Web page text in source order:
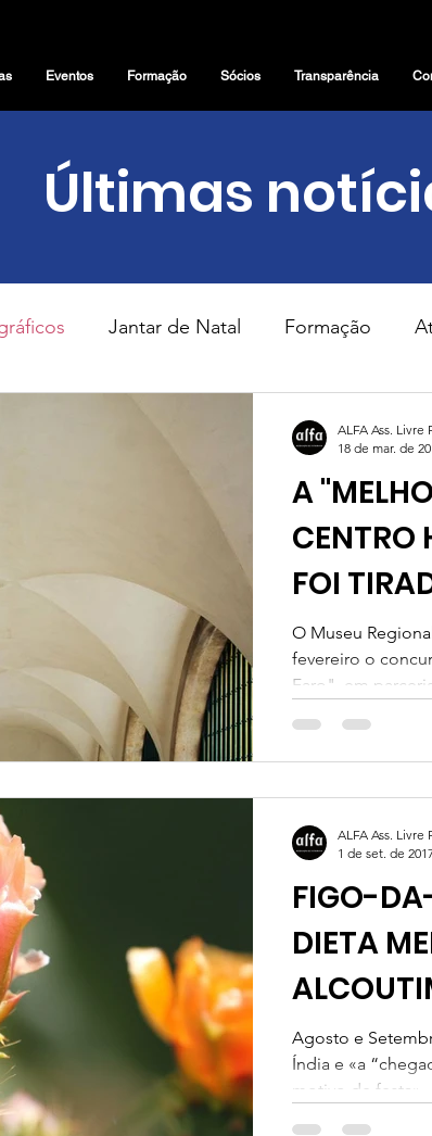
Eventos Formação Sócios Transparência
Últimas
Jantar de Natal Formação
noticias
A
CENTRO
FOI
SANTOS
O Museu
fevereiro o
Faro", em
ALFA Ass.
18 de mar. de
FIGO-
DIETA
Agosto e
Índia e «a
motivo de festa»,
ALFA Ass.
1 de set. de